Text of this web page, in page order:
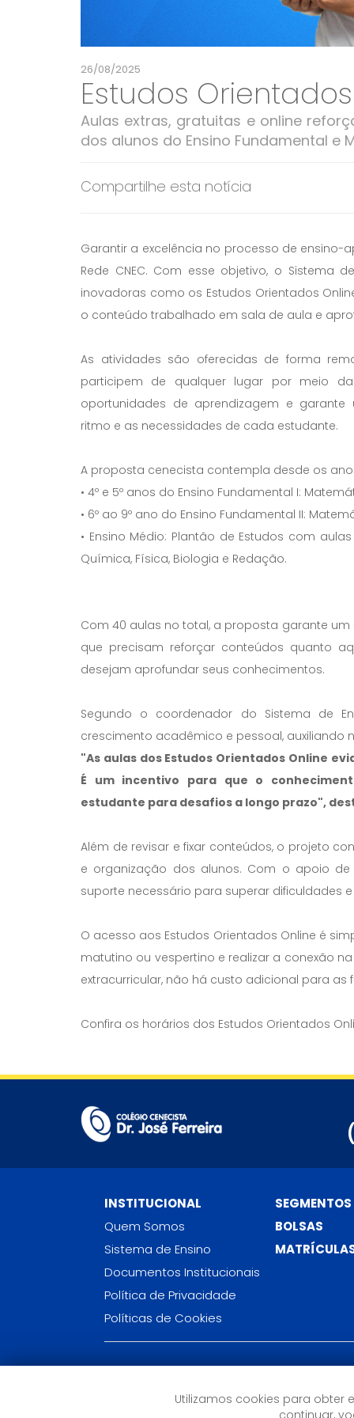
26/08/2025
Estudos
Aulas extras, gratuitas e online
dos alunos do Ensino Fundamental e
Compartilhe esta notícia
Garantir a excelência no processo de
Rede CNEC. Com esse objetivo, o Sistema
inovadoras como os Estudos Orientados
o conteúdo trabalhado em sala de aula e
As atividades são oferecidas de forma
participem de qualquer lugar por meio
oportunidades de aprendizagem e
ritmo e as necessidades de cada estudante.
A proposta cenecista contempla desde os
• 4º e 5º anos do Ensino Fundamental I:
• 6º ao 9º ano do Ensino Fundamental II:
• Ensino Médio: Plantão de Estudos com
Química, Física, Biologia e Redação.
Com 40 aulas no total, a proposta garante
que precisam reforçar conteúdos quanto
desejam aprofundar seus conhecimentos.
Segundo o coordenador do Sistema de
crescimento acadêmico e pessoal, auxiliando
"As aulas dos Estudos Orientados Online
É um incentivo para que o
estudante para desafios a longo prazo",
Além de revisar e fixar conteúdos, o projeto
e organização dos alunos. Com o apoio
suporte necessário para superar dificuldades
O acesso aos Estudos Orientados Online é
matutino ou vespertino e realizar a conexão
extracurricular, não há custo adicional para as
Confira os horários dos Estudos Orientados
INSTITUCIONAL
Quem Somos
Sistema de Ensino
Documentos Institucionais
Política de Privacidade
Políticas de Cookies
SEGMENTOS
BOLSAS
Rua Felipe dos Santos, 286 - Nossa Senhora da
Utilizamos cookies para obter
continuar,